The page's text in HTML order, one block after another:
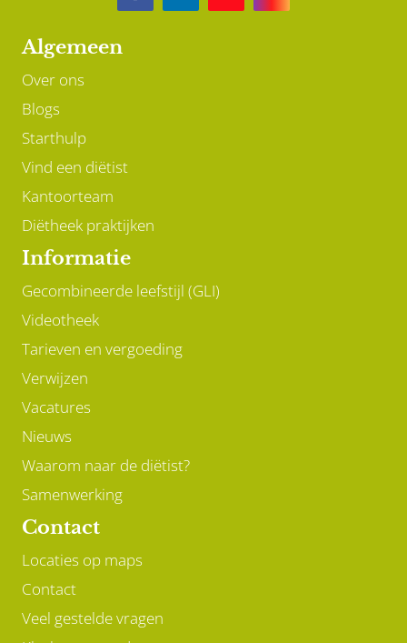
Algemeen
Over ons
Blogs
Starthulp
Vind een diëtist
Kantoorteam
Diëtheek praktijken
Informatie
Gecombineerde leefstijl (GLI)
Videotheek
Tarieven en vergoeding
Verwijzen
Vacatures
Nieuws
Waarom naar de diëtist?
Samenwerking
Contact
Locaties op maps
Contact
Veel gestelde vragen